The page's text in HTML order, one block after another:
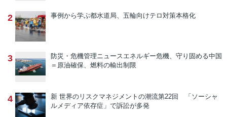
2 事例から学ぶ都水道局、五輪向けテロ対策本格化
3 防災・危機管理ニュースエネルギー危機、守り固める中国
＝原油確保、燃料の輸出制限
4 新 世界のリスクマネジメントの潮流第22回 「ソーシャ
ルメディア依存症」で訴訟が多発